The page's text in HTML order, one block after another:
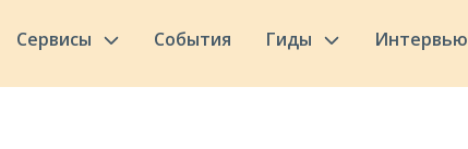
Сервисы События Гиды Интервью